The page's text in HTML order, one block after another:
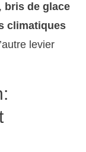
bris de glace
climatiques
levier